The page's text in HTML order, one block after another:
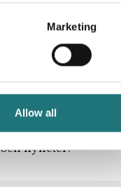
Marketing
Allow all
nyheter!